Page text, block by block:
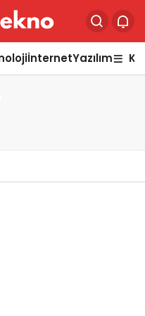
İnternetYazılım